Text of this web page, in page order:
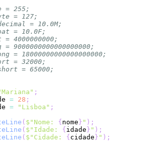
;
= 28 ;
= "Lisboa" ;
( $"Nome: { nome } " ) ;
( $"Idade: { idade } " ) ;
( $"Cidade: { cidade } " ) ;